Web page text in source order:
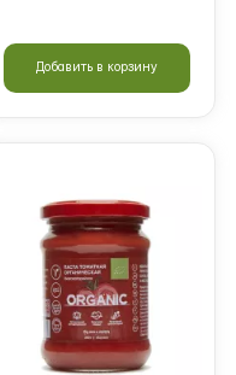
Добавить в корзину